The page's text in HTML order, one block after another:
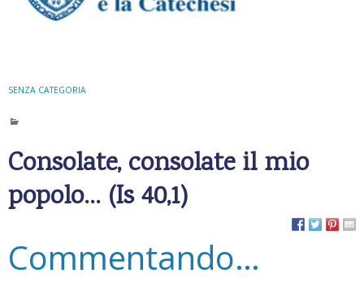
SENZA CATEGORIA
Consolate, consolate il mio
popolo… (Is 40,1)
Commentando…